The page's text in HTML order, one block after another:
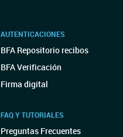
AUTENTICACIONES
BFA Repositorio recibos
BFA Verificación
Firma digital
FAQ Y TUTORIALES
Preguntas Frecuentes